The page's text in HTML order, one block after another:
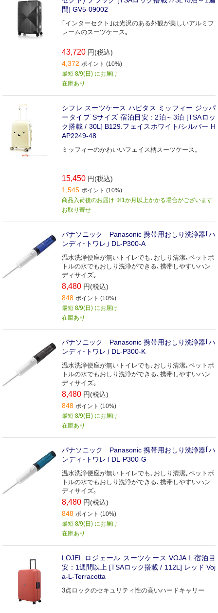
間] GV5-09002
｢インターセクト｣は光沢のある外観が美しいアルミフ
レームのスーツケース｡
43,720 円(税込)
4,372 ポイント (10%)
最短 8/9(日) にお届け
在庫あり
シフレ スーツケース ハピタス ミッフィー ジッパ
ータイプ Sサイズ 宿泊目安 : 2泊～3泊 [TSAロッ
ク搭載 / 30L] B129.フェイスホワイト/シルバー H
AP2249-48
ミッフィーのかわいいフェイス柄スーツケース。
15,450 円(税込)
1,545 ポイント (10%)
商品入荷後のお届け ※1か月以上かかる場合がございます
お取り寄せ
パナソニック Panasonic 携帯用おしり洗浄器｢ハ
ンディ･トワレ｣ DL-P300-A
温水洗浄便座が無いトイレでも､おしり清潔｡ペットボ
トルの水でもおしり洗浄ができる､携帯しやすいハン
ディサイズ｡
8,480 円(税込)
848 ポイント (10%)
最短 8/9(日) にお届け
在庫あり
パナソニック Panasonic 携帯用おしり洗浄器｢ハ
ンディ･トワレ｣ DL-P300-K
温水洗浄便座が無いトイレでも､おしり清潔｡ペットボ
トルの水でもおしり洗浄ができる､携帯しやすいハン
ディサイズ｡
8,480 円(税込)
848 ポイント (10%)
最短 8/9(日) にお届け
在庫あり
パナソニック Panasonic 携帯用おしり洗浄器｢ハ
ンディ･トワレ｣ DL-P300-G
温水洗浄便座が無いトイレでも､おしり清潔｡ペットボ
トルの水でもおしり洗浄ができる､携帯しやすいハン
ディサイズ｡
8,480 円(税込)
848 ポイント (10%)
最短 8/9(日) にお届け
在庫あり
LOJEL ロジェール スーツケース VOJA L 宿泊目
安：1週間以上 [TSAロック搭載 / 112L] レッド Voj
a-L-Terracotta
3点ロックのセキュリティ性の高いハードキャリー